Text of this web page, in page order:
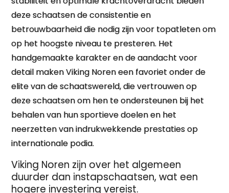
deze schaatsen de consistentie en
betrouwbaarheid die nodig zijn voor topatleten om
op het hoogste niveau te presteren. Het
handgemaakte karakter en de aandacht voor
detail maken Viking Noren een favoriet onder de
elite van de schaatswereld, die vertrouwen op
deze schaatsen om hen te ondersteunen bij het
behalen van hun sportieve doelen en het
neerzetten van indrukwekkende prestaties op
internationale podia.
Viking Noren zijn over het algemeen
duurder dan instapschaatsen, wat een
hogere investering vereist.